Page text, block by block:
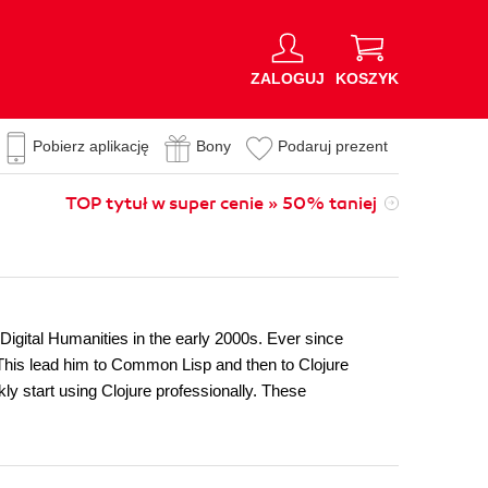
ZALOGUJ KOSZYK
Pobierz aplikację Bony Podaruj prezent
TOP tytuł w super cenie » 50% taniej
Humanities in the early 2000s. Ever since
lead him to Common Lisp and then to Clojure
start using Clojure professionally. These